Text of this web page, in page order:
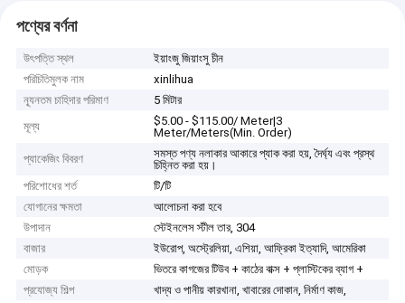
পণ্যের বর্ণনা
উৎপত্তি স্থল
ইয়াংজু জিয়াংসু চীন
পরিচিতিমুলক নাম
xinlihua
ন্যূনতম চাহিদার পরিমাণ
5 মিটার
মূল্য
$5.00 - $115.00/ Meter|3
Meter/Meters(Min. Order)
প্যাকেজিং বিবরণ
সমস্ত পণ্য নলাকার আকারে প্যাক করা হয়, দৈর্ঘ্য এবং প্রস্থ
চিহ্নিত করা হয়।
পরিশোধের শর্ত
টি/টি
যোগানের ক্ষমতা
আলোচনা করা হবে
উপাদান
স্টেইনলেস স্টীল তার, 304
বাজার
ইউরোপ, অস্ট্রেলিয়া, এশিয়া, আফ্রিকা ইত্যাদি, আমেরিকা
মোড়ক
ভিতরে কাগজের টিউব + কাঠের বাক্স + প্লাস্টিকের ব্যাগ +
প্রযোজ্য শিল্প
খাদ্য ও পানীয় কারখানা, খাবারের দোকান, নির্মাণ কাজ,